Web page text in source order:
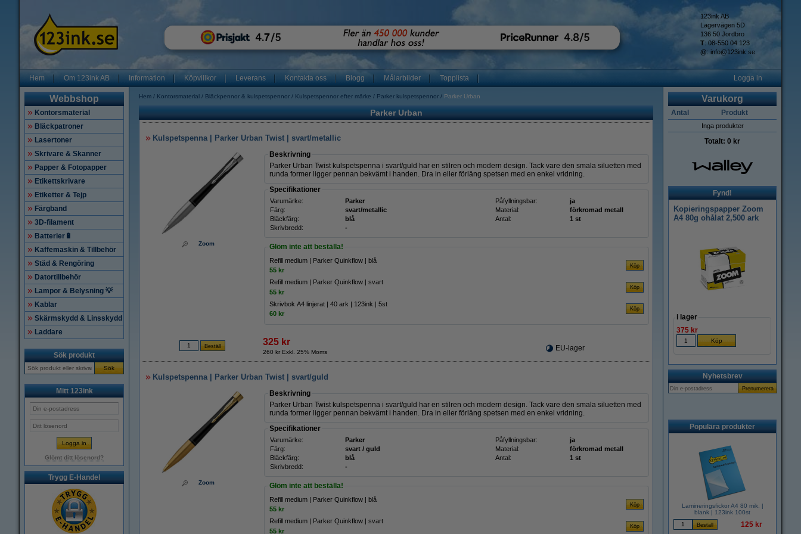
123ink AB
Lagervägen 5D
136 50 Jordbro
T: 08-550 04 123
@: info@123ink.se
Hem Om 123ink AB Information Köpvillkor Leverans Kontakta oss Blogg Målarbilder Topplista Logga in
Webbshop
Kontorsmaterial
Bläckpatroner
Lasertoner
Skrivare & Skanner
Papper & Fotopapper
Etikettskrivare
Etiketter & Tejp
Färgband
3D-filament
Batterier🔋
Kaffemaskin & Tillbehör
Städ & Rengöring
Datortillbehör
Lampor & Belysning 💡
Kablar
Skärmskydd & Linsskydd
Laddare
Sök produkt
Sök
Mitt 123ink
Glömt ditt lösenord?
Trygg E-Handel
Hem Kontorsmaterial Bläckpennor & kulspetspennor Kulspetspennor efter märke Parker kulspetspennor Parker Urban
Parker Urban
Kulspetspenna | Parker Urban Twist | svart/metallic
Zoom
Beskrivning
Parker Urban Twist kulspetspenna i svart/guld har en stilren och modern design. Tack vare den smala siluetten med
runda former ligger pennan bekvämt i handen. Dra in eller förläng spetsen med en enkel vridning.
Specifikationer
Varumärke: Parker Påfyllningsbar:
ja
Färg:
svart/metallic Material:
förkromad metall
Bläckfärg:
blå Antal:
1 st
Skrivbredd:
-
Glöm inte att beställa!
Refill medium | Parker Quinkflow | blå
55 kr
Refill medium | Parker Quinkflow | svart
55 kr
Skrivbok A4 linjerat | 40 ark | 123ink | 5st
60 kr
325 kr
260 kr Exkl. 25% Moms EU-lager
Kulspetspenna | Parker Urban Twist | svart/guld
Zoom
Beskrivning
Parker Urban Twist kulspetspenna i svart/guld har en stilren och modern design. Tack vare den smala siluetten med
runda former ligger pennan bekvämt i handen. Dra in eller förläng spetsen med en enkel vridning.
Specifikationer
Varumärke: Parker Påfyllningsbar:
ja
Färg:
svart / guld Material:
förkromad metall
Bläckfärg:
blå Antal:
1 st
Skrivbredd:
-
Glöm inte att beställa!
Refill medium | Parker Quinkflow | blå
55 kr
Refill medium | Parker Quinkflow | svart
55 kr
Varukorg
Antal Produkt
Inga produkter
Totalt: 0 kr
Fynd!
Kopieringspapper Zoom
A4 80g ohålat 2,500 ark
i lager
375 kr
Nyhetsbrev
Populära produkter
Lamineringsfickor A4 80 mik. |
blank | 123ink 100st
125 kr